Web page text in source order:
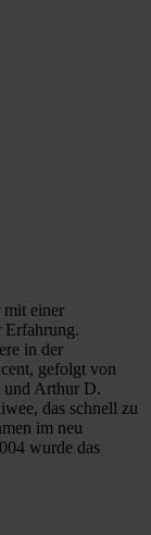
mit einer
Erfahrung.
in der
gefolgt von
und Arthur D.
das schnell zu
im neu
wurde das